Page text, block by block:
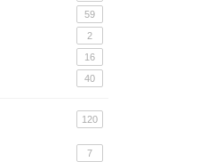
59
2
16
40
120
7